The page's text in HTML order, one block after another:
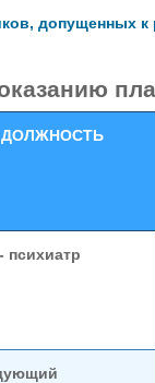
допущенных к
ДОЛЖНОСТЬ
психиатр